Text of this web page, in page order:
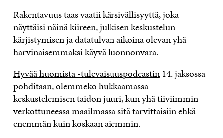
Rakentavuus taas vaatii kärsivällisyyttä, joka
näyttäisi näinä kiireen, julkisen keskustelun
kärjistymisen ja datatulvan aikoina olevan yhä
harvinaisemmaksi käyvä luonnonvara.
Hyvää huomista -tulevaisuuspodcastin14. jaksossa
pohditaan, olemmeko hukkaamassa
keskustelemisen taidon juuri, kun yhä tiiviimmin
verkottuneessa maailmassa sitä tarvittaisiin ehkä
enemmän kuin koskaan aiemmin.